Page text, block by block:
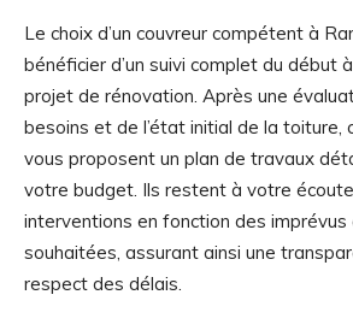
Le choix d’un couvreur compétent à
bénéficier d’un suivi complet du début
projet de rénovation. Après une
besoins et de l’état initial de la toiture,
vous proposent un plan de travaux
votre budget. Ils restent à votre
interventions en fonction des
souhaitées, assurant ainsi une
respect des délais.